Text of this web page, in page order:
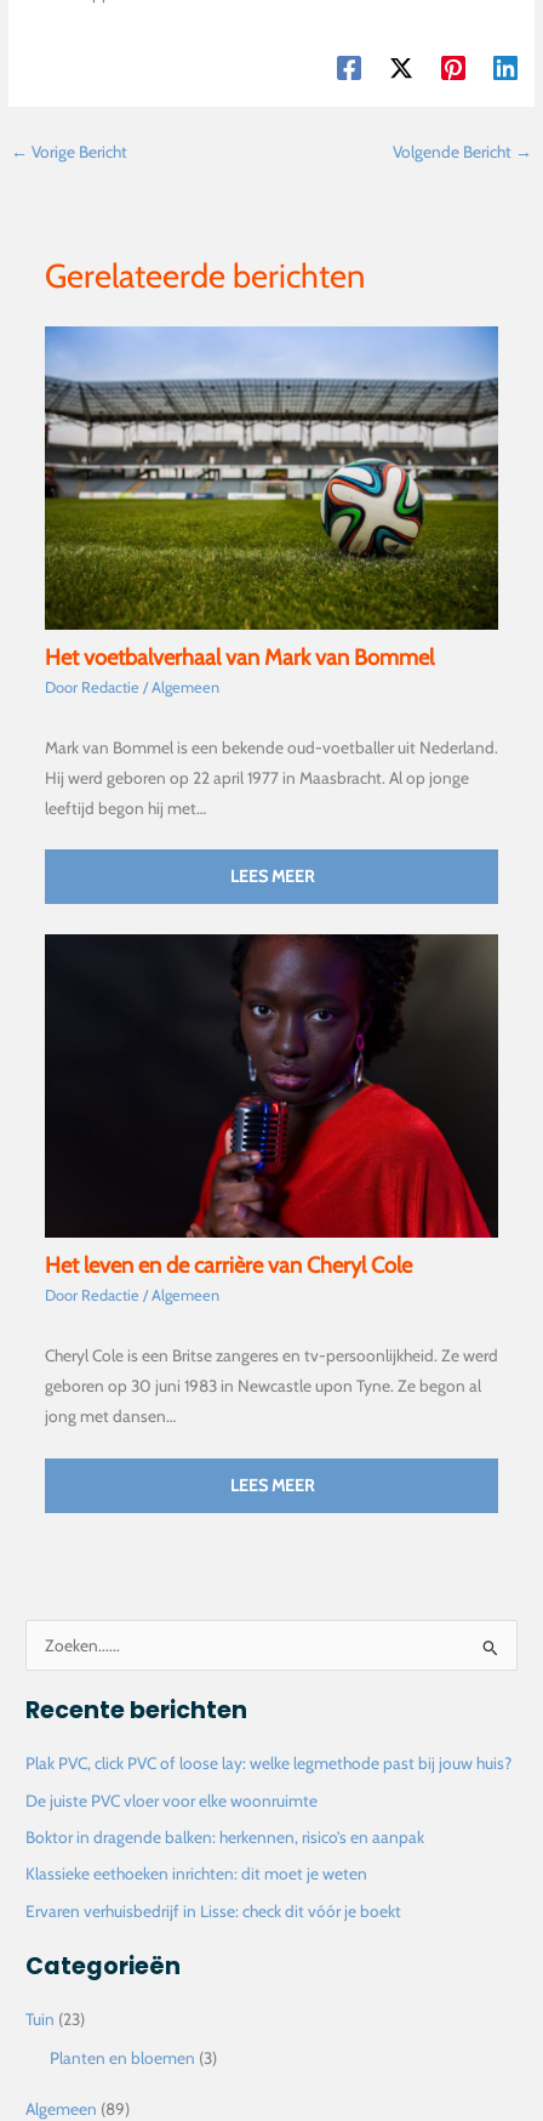
← Vorige Bericht Volgende Bericht →
Gerelateerde berichten
Het voetbalverhaal van Mark van Bommel
Door Redactie /Algemeen
Mark van Bommel is een bekende oud-voetballer uit Nederland.
Hij werd geboren op 22 april 1977 in Maasbracht. Al op jonge
leeftijd begon hij met…
LEES MEER
Het leven en de carrière van Cheryl Cole
Door Redactie /Algemeen
Cheryl Cole is een Britse zangeres en tv-persoonlijkheid. Ze werd
geboren op 30 juni 1983 in Newcastle upon Tyne. Ze begon al
jong met dansen…
LEES MEER
e
a
r
:
Recente berichten
Plak PVC, click PVC of loose lay: welke legmethode past bij jouw huis?
De juiste PVC vloer voor elke woonruimte
Boktor in dragende balken: herkennen, risico’s en aanpak
Klassieke eethoeken inrichten: dit moet je weten
Ervaren verhuisbedrijf in Lisse: check dit vóór je boekt
Categorieën
Tuin (23)
Planten en bloemen (3)
Algemeen (89)